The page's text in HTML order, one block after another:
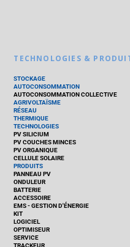
TECHNOLOGIES &
STOCKAGE
AUTOCONSOMMATION
AUTOCONSOMMATION COLLECTIVE
AGRIVOLTAÏSME
RÉSEAU
THERMIQUE
TECHNOLOGIES
PV SILICIUM
PV COUCHES MINCES
PV ORGANIQUE
CELLULE SOLAIRE
PRODUITS
PANNEAU PV
ONDULEUR
BATTERIE
ACCESSOIRE
EMS - GESTION D'ÉNERGIE
KIT
LOGICIEL
OPTIMISEUR
SERVICE
TRACKEUR